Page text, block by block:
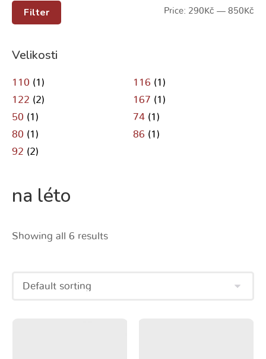
Filter Price: 290Kč — 850Kč
Velikosti
110 (1) 116 (1)
122 (2) 167 (1)
50 (1) 74 (1)
80 (1) 86 (1)
92 (2)
na léto
Showing all 6 results